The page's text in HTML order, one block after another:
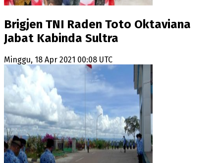
Brigjen TNI Raden Toto Oktaviana
Jabat Kabinda Sultra
Minggu, 18 Apr 2021 00:08 UTC